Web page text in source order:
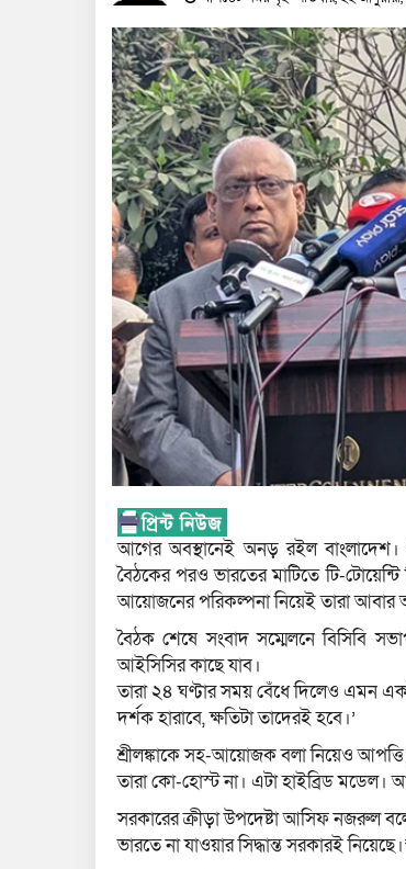
আগের অবস্থানেই অনড় রইল
বৈঠকের পরও ভারতের মাটিতে টি-টোয়েন্টি
আয়োজনের পরিকল্পনা নিয়েই তারা আবার
বৈঠক শেষে সংবাদ সম্মেলনে বিসিবি
আইসিসির কাছে যাব।
তারা ২৪ ঘণ্টার সময় বেঁধে দিলেও এমন
দর্শক হারাবে, ক্ষতিটা তাদেরই হবে।’
শ্রীলঙ্কাকে সহ-আয়োজক বলা নিয়েও
তারা কো-হোস্ট না। এটা হাইব্রিড মডেল।
সরকারের ক্রীড়া উপদেষ্টা আসিফ নজরুল
ভারতে না যাওয়ার সিদ্ধান্ত সরকারই নিয়েছে।’